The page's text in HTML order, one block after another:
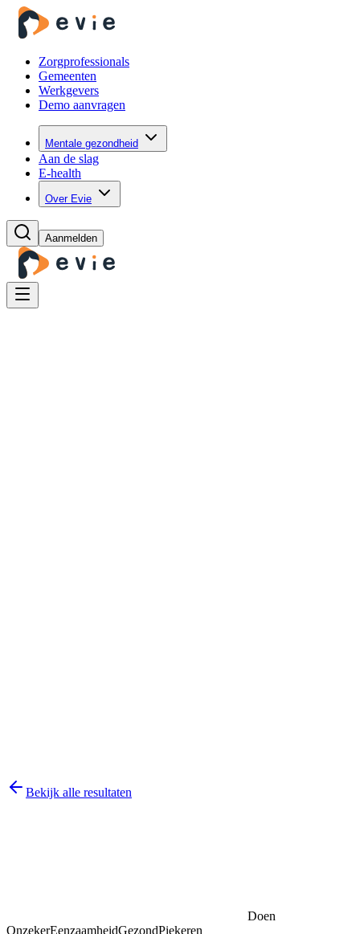
Zorgprofessionals
Gemeenten
Werkgevers
Demo aanvragen
Mentale gezondheid
Aan de slag
E-health
Over Evie
Aanmelden
Bekijk alle resultaten
Doen
OnzekerEenzaamheidGezondPiekeren